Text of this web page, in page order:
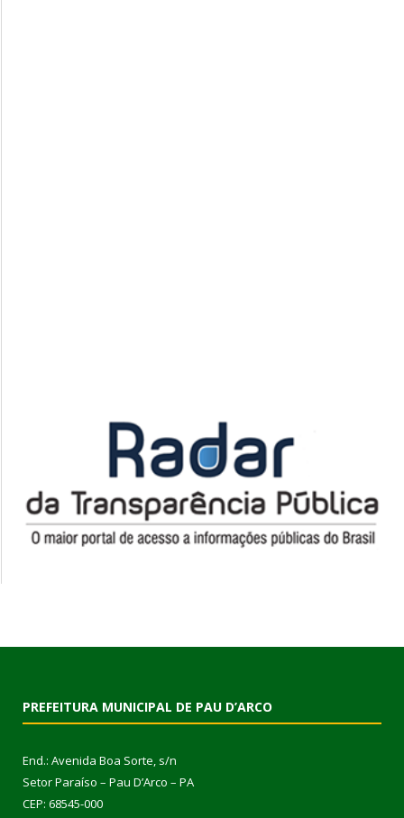
PREFEITURA MUNICIPAL DE PAU D’ARCO
End.: Avenida Boa Sorte, s/n
Setor Paraíso – Pau D’Arco – PA
CEP: 68545-000